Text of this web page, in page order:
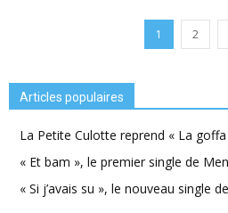
1 2
Articles populaires
La Petite Culotte reprend « La
« Et bam », le premier single de
« Si j’avais su », le nouveau single